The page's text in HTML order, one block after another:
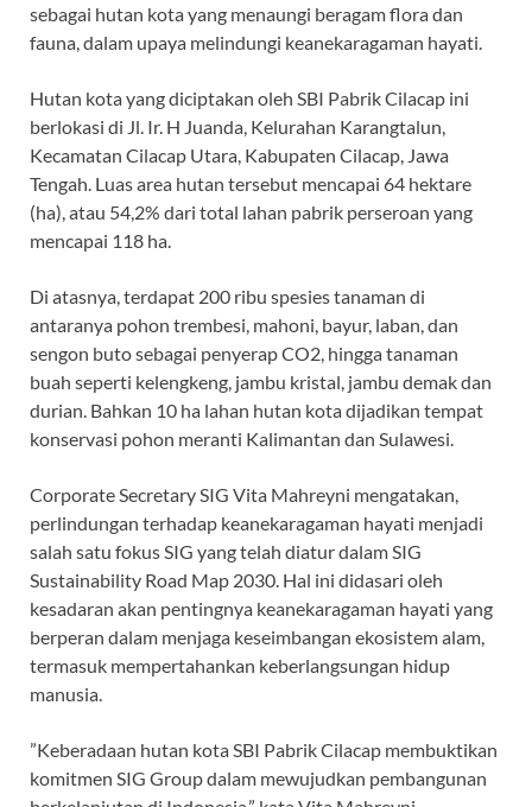
sebagai hutan kota yang menaungi beragam flora dan
fauna, dalam upaya melindungi keanekaragaman hayati.
Hutan kota yang diciptakan oleh SBI Pabrik Cilacap ini
berlokasi di Jl. Ir. H Juanda, Kelurahan Karangtalun,
Kecamatan Cilacap Utara, Kabupaten Cilacap, Jawa
Tengah. Luas area hutan tersebut mencapai 64 hektare
(ha), atau 54,2% dari total lahan pabrik perseroan yang
mencapai 118 ha.
Di atasnya, terdapat 200 ribu spesies tanaman di
antaranya pohon trembesi, mahoni, bayur, laban, dan
sengon buto sebagai penyerap CO2, hingga tanaman
buah seperti kelengkeng, jambu kristal, jambu demak dan
durian. Bahkan 10 ha lahan hutan kota dijadikan tempat
konservasi pohon meranti Kalimantan dan Sulawesi.
Corporate Secretary SIG Vita Mahreyni mengatakan,
perlindungan terhadap keanekaragaman hayati menjadi
salah satu fokus SIG yang telah diatur dalam SIG
Sustainability Road Map 2030. Hal ini didasari oleh
kesadaran akan pentingnya keanekaragaman hayati yang
berperan dalam menjaga keseimbangan ekosistem alam,
termasuk mempertahankan keberlangsungan hidup
manusia.
”Keberadaan hutan kota SBI Pabrik Cilacap membuktikan
komitmen SIG Group dalam mewujudkan pembangunan